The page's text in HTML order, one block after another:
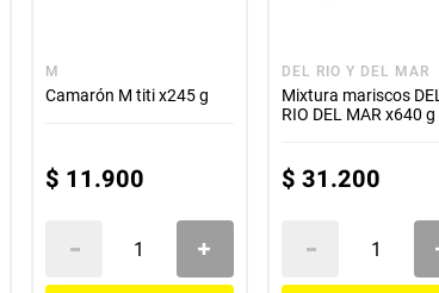
M
Camarón M titi x245 g
$ 11.900
DEL RIO Y DEL MAR
Mixtura mariscos DEL
RIO DEL MAR x640 g
$ 31.200